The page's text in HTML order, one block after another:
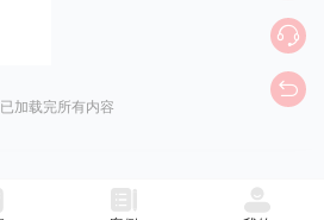
已加载完所有内容

